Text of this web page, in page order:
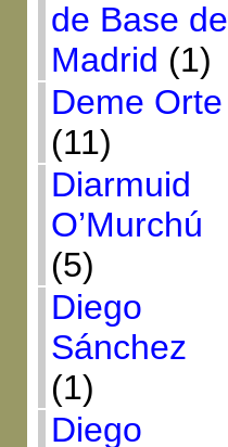
de Base de
Madrid (1)
Deme Orte
(11)
Diarmuid
O’Murchú
(5)
Diego
Sánchez
(1)
Diego